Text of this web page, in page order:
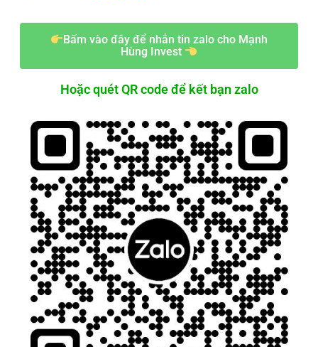
Bấm vào đây để nhắn tin zalo cho Mạnh
Hùng Invest
Hoặc quét QR code để kết bạn zalo